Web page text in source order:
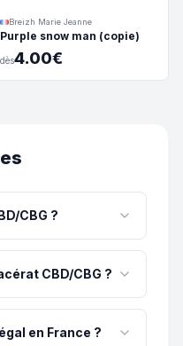
Breizh Marie Jeanne
Purple snow man (copie)
dès4.00€
CBG ?
compet sur base
par infusion de
ci est
pour "activer" les
CBD/CBG ?
Macérat
: quelques
en France ?